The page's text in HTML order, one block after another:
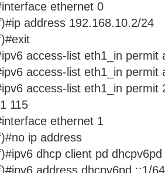
ethernet 0
address 192.168.10.2/24
access-list eth1_in permit
access-list eth1_in permit
access-list eth1_in permit
115
ethernet 1
ip address
dhcp client pd dhcpv6pd
address dhcpv6pd ::1/64